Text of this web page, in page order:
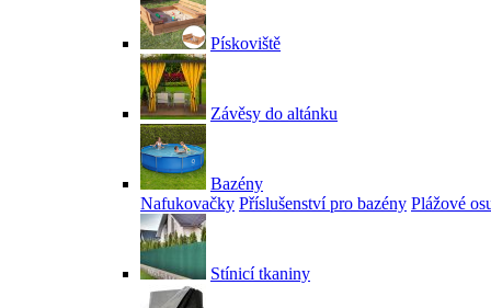
Pískoviště
Závěsy do altánku
Bazény
Nafukovačky Příslušenství pro bazény Plážové
Stínicí tkaniny